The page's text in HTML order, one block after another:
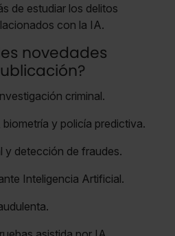
de estudiar los delitos
con la IA.
novedades
criminal.
y policía predictiva.
y detección de fraudes.
Inteligencia Artificial.